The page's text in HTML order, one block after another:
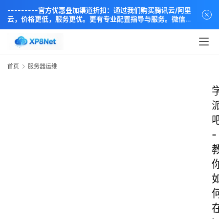
---------官方优惠叠加渠道折扣：通过我们购买腾讯云/阿里
云，价格更低，服务更优。更有专业配置指导与服务。微信同
步：18838889666----
首页 服务器运维
-